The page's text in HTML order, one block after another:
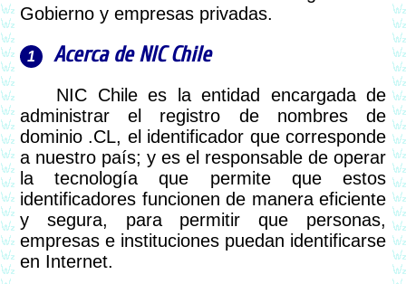
Gobierno y empresas privadas.
Acerca de NIC Chile
NIC Chile es la entidad encargada de
administrar el registro de nombres de
dominio .CL, el identificador que corresponde
a nuestro país; y es el responsable de operar
la tecnología que permite que estos
identificadores funcionen de manera eficiente
y segura, para permitir que personas,
empresas e instituciones puedan identificarse
en Internet.